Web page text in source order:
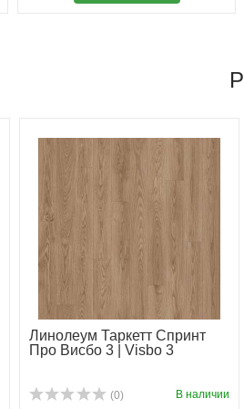
Линолеум Таркетт Спринт
Про Висбо 3 | Visbo 3
(0) В наличии